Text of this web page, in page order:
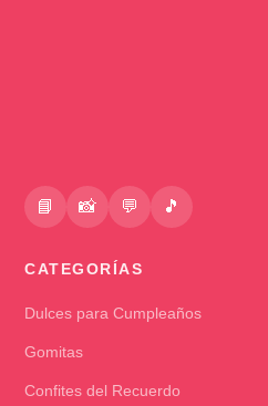
📘 📸 💬 🎵
CATEGORÍAS
Dulces para Cumpleaños
Gomitas
Confites del Recuerdo